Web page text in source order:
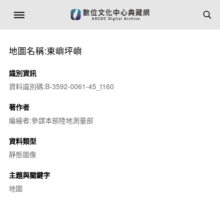
地圖名稱:東嶼坪嶼
識別資訊
資料識別碼:B-3592-0061-45_t160
著作者
編繪者:參謀本部陸地測量部
資料類型
靜態圖像
主題與關鍵字
地圖